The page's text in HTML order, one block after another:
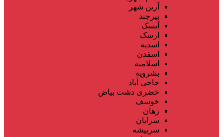
آرین شهر
بیرجند
آیسک
ارسک
اسدیه
اسفدن
اسلامیه
بشرویه
حاجی آباد
خضری دشت بیاض
خوسف
زهان
سرایان
سربیشه